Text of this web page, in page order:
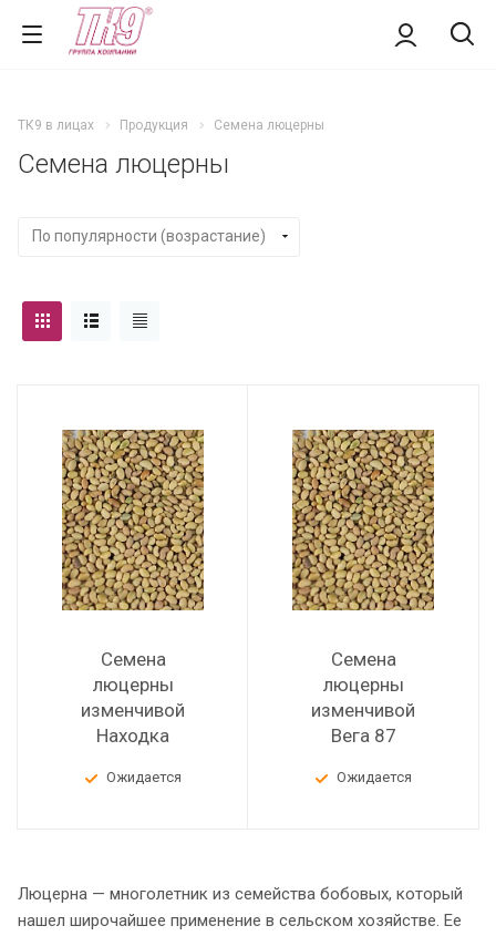
ТК9 в лицах Продукция Семена люцерны
Семена люцерны
Семена
люцерны
изменчивой
Находка
Ожидается
Семена
люцерны
изменчивой
Вега 87
Ожидается
Люцерна — многолетник из семейства бобовых, который
нашел широчайшее применение в сельском хозяйстве. Ее